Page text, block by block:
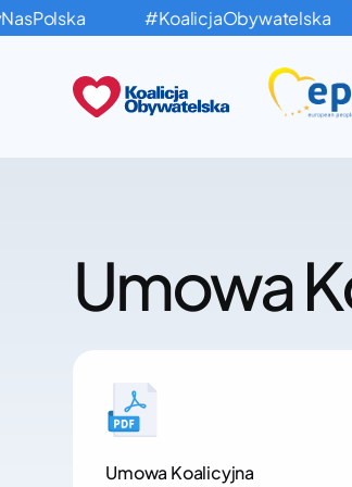
#KoalicjaObywatelska
Umowa
Umowa Koalicyjna